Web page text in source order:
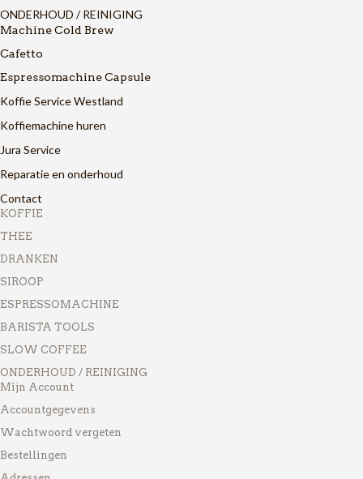
ONDERHOUD / REINIGING
Machine Cold Brew
Cafetto
Espressomachine Capsule
Koffie Service Westland
Koffiemachine huren
Jura Service
Reparatie en onderhoud
Contact
KOFFIE
THEE
DRANKEN
SIROOP
ESPRESSOMACHINE
BARISTA TOOLS
SLOW COFFEE
ONDERHOUD / REINIGING
Mijn Account
Accountgegevens
Wachtwoord vergeten
Bestellingen